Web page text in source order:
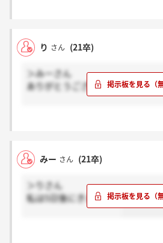
り さん (21卒)
＞みーさん
ありがとうございます！もう少し
みー さん (21卒)
＞りさん
私は5日後にきました！